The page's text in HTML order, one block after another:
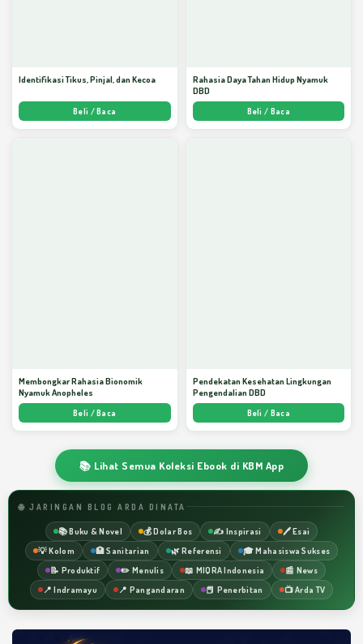
Identifikasi Tikus, Pinjal, dan Kecoa
Beli / Baca
Rahasia Daya Tahan Hidup Nyamuk
DBD
Beli / Baca
Membongkar Rahasia Bionomik
Nyamuk Anopheles
Beli / Baca
Pendekatan Kesehatan Lingkungan
Pengendalian DBD
Beli / Baca
📚 Lihat Semua Koleksi Ebook di KBM App
🌐 JARINGAN BLOG ARDA DINATA
📚 Buku & Novel 💰 Dolar Bos ✍️ Inspirasi
🖊️ Esai
💡 Kolom
🏥 Sanitarian 🌿 Referensi
🎓 Mahasiswa Sukses
📝 Produktif
✏️ Menulis 📖 MIQRA Indonesia
📰 News
📍 Indramayu
📍 Pangandaran 📕 Penerbitan 📺 Arda TV